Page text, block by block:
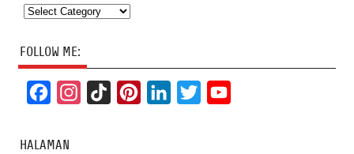
Categories
FOLLOW ME:
c
HALAMAN